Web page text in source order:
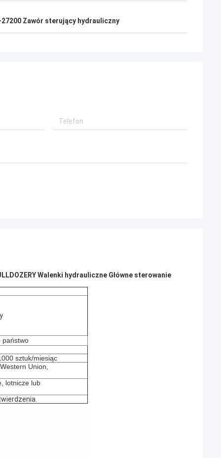
27200 Zawór sterujący hydrauliczny
Walenki hydrauliczne Główne sterowanie
państwo
sztuk/miesiąc
Union,
lotnicze lub